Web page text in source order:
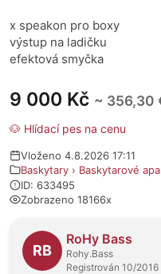
9 000 Kč ~ 356,30
🐶 Hlídací pes na cenu
Vloženo 4.8.2026 17:11
Baskytary › Baskytarové
ID: 633495
Zobrazeno 18166x
O prodejci
RB
RoHy Bass
Rohy.Bass
Registrován 10/2016
x speakon pro boxy
výstup na ladičku
efektová smyčka